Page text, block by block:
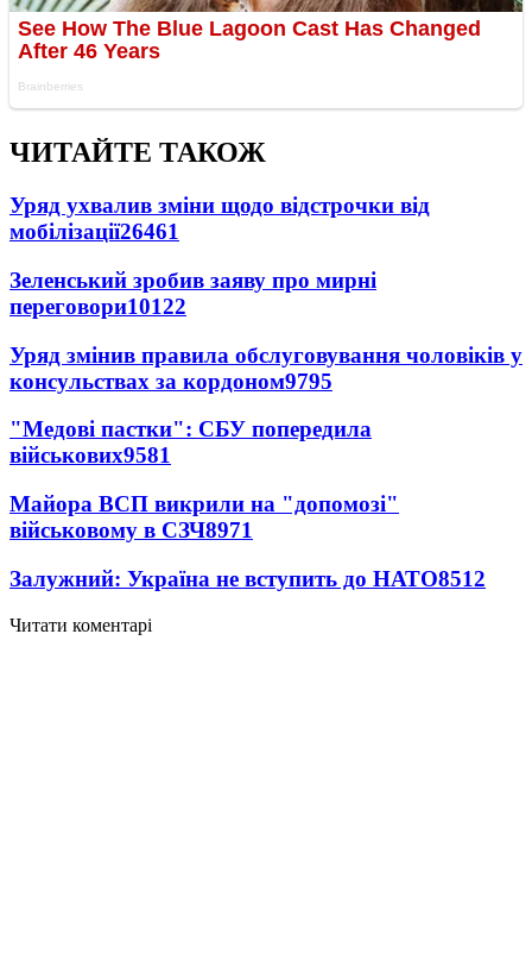
ЧИТАЙТЕ ТАКОЖ
Уряд ухвалив зміни щодо відстрочки від
мобілізації26461
Зеленський зробив заяву про мирні
переговори10122
Уряд змінив правила обслуговування чоловіків у
консульствах за кордоном9795
"Медові пастки": СБУ попередила
військових9581
Майора ВСП викрили на "допомозі"
військовому в СЗЧ8971
Залужний: Україна не вступить до НАТО8512
Читати коментарі